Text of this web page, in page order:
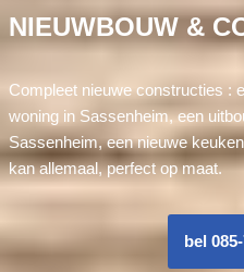
NIEUWBOUW &
Compleet nieuwe constructies :
woning in Sassenheim, een
Sassenheim, een nieuwe
kan allemaal, perfect op maat.
bel